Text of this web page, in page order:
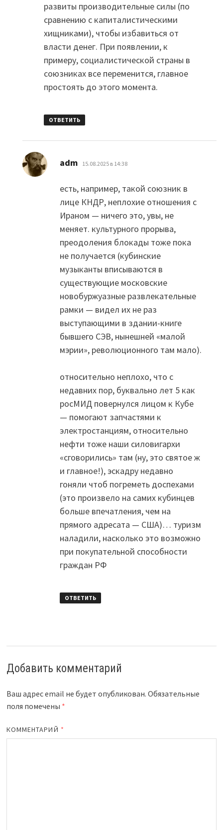
развиты производительные силы (по
сравнению с капиталистическими
хищниками), чтобы избавиться от
власти денег. При появлении, к
примеру, социалистической страны в
союзниках все переменится, главное
простоять до этого момента.
ОТВЕТИТЬ
adm: 15.08.2025 в 14:38
есть, например, такой союзник в
лице КНДР, неплохие отношения с
Ираном — ничего это, увы, не
меняет. культурного прорыва,
преодоления блокады тоже пока
не получается (кубинские
музыканты вписываются в
существующие московские
новобуржуазные развлекательные
рамки — видел их не раз
выступающими в здании-книге
бывшего СЭВ, нынешней «малой
мэрии», революционного там мало).
относительно неплохо, что с
недавних пор, буквально лет 5 как
росМИД повернулся лицом к Кубе
— помогают запчастями к
электростанциям, относительно
нефти тоже наши силовигархи
«сговорились» там (ну, это святое ж
и главное!), эскадру недавно
гоняли чтоб погреметь доспехами
(это произвело на самих кубинцев
больше впечатления, чем на
прямого адресата — США)… туризм
наладили, насколько это возможно
при покупательной способности
граждан РФ
ОТВЕТИТЬ
Добавить комментарий
Ваш адрес email не будет опубликован. Обязательные
поля помечены *
КОММЕНТАРИЙ *